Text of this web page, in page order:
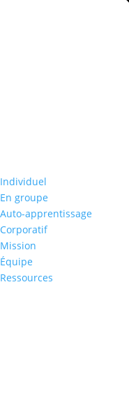
Individuel
En groupe
Auto-apprentissage
Corporatif
Mission
Équipe
Ressources